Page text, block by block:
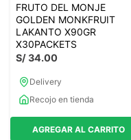
FRUTO DEL MONJE
GOLDEN MONKFRUIT
LAKANTO X90GR
X30PACKETS
S/34.00
Delivery
Recojo en tienda
AGREGAR AL CARRITO